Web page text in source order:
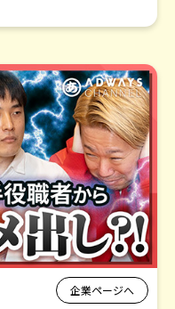
企業ページへ